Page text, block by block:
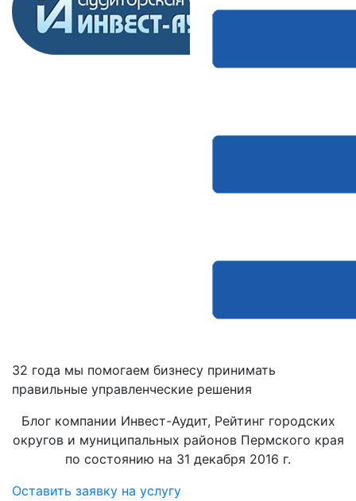
32 года мы помогаем бизнесу принимать
правильные управленческие решения
Блог компании Инвест-Аудит, Рейтинг городских
округов и муниципальных районов Пермского края
по состоянию на 31 декабря 2016 г.
Оставить заявку на услугу